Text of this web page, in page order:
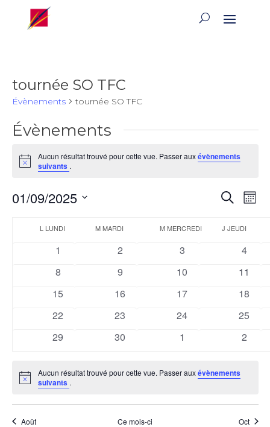
tournée SO TFC
Évènements tournée SO TFC
Évènements
Notice
Aucun résultat trouvé pour cette vue. Passer auxévènements
suivants .
vues
de
Mois
01/09/2025
Calendrier
Évènements
L LUNDI MMARDI MMERCREDI J JEUDI
0
1
0
2
0
3
0
4
0
8
0
9
0
10
0
11
0
15
0
16
0
17
0
18
0
22
0
23
0
24
0
25
0
29
0
30
0
1
0
2
Notice
Aucun résultat trouvé pour cette vue. Passer auxévènements
suivants .
Août Ce mois-ci Oct